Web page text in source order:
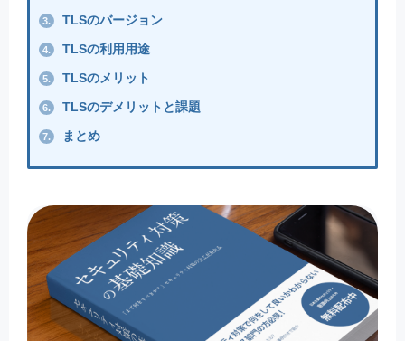
3. TLSのバージョン
4. TLSの利用用途
5. TLSのメリット
6. TLSのデメリットと課題
7. まとめ